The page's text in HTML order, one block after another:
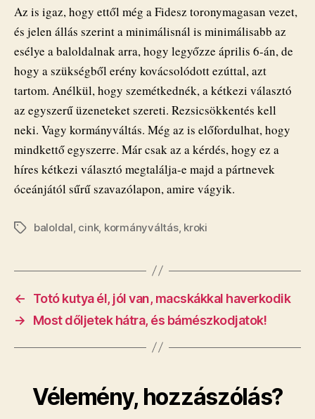
Az is igaz, hogy ettől még a Fidesz toronymagasan vezet,
és jelen állás szerint a minimálisnál is minimálisabb az
esélye a baloldalnak arra, hogy legyőzze április 6-án, de
hogy a szükségből erény kovácsolódott ezúttal, azt
tartom. Anélkül, hogy szemétkednék, a kétkezi választó
az egyszerű üzeneteket szereti. Rezsicsökkentés kell
neki. Vagy kormányváltás. Még az is előfordulhat, hogy
mindkettő egyszerre. Már csak az a kérdés, hogy ez a
híres kétkezi választó megtalálja-e majd a pártnevek
óceánjától sűrű szavazólapon, amire vágyik.
Címkékbaloldal cink, kormányváltás, kroki
←
Totó kutya él, jól van, macskákkal haverkodik
→
Most dőljetek hátra, és bámészkodjatok!
Vélemény, hozzászólás?